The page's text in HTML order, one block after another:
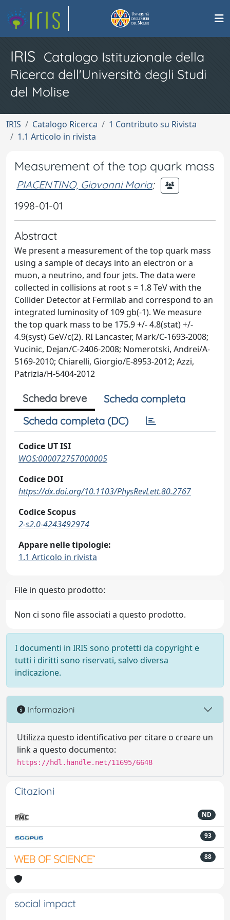
IRIS Catalogo Istituzionale della
Ricerca dell'Università degli Studi
del Molise
IRIS Catalogo Ricerca
1 Contributo su Rivista
1.1 Articolo in rivista
Measurement of the top quark mass
PIACENTINO, Giovanni Maria;
1998-01-01
Abstract
We present a measurement of the top quark mass
using a sample ofdecays into an electron or a
muon, a neutrino, and four jets. The data were
collected in collisions at root s = 1.8 TeV with the
Collider Detector at Fermilab and correspond to an
integrated luminosity of 109 gb(-1). We measure
the top quark mass to be 175.9 +/- 4.8(stat) +/-
4.9(syst) GeV/c(2). RI Lancaster, Mark/C-1693-2008;
Vucinic, Dejan/C-2406-2008; Nomerotski, Andrei/A-
5169-2010; Chiarelli, Giorgio/E-8953-2012; Azzi,
Patrizia/H-5404-2012
Scheda breve
Scheda completa
Scheda completa (DC)
Codice UT ISI
WOS:000072757000005
Codice DOI
https://dx.doi.org/10.1103/PhysRevLett.80.2767
Codice Scopus
2-s2.0-4243492974
Appare nelle tipologie:
1.1 Articolo in rivista
File in questo prodotto:
Non ci sono file associati a questo prodotto.
I documenti in IRIS sono protetti da copyright e
tutti i diritti sono riservati, salvo diversa
indicazione.
Informazioni
Utilizza questo identificativo per citare o creare un
link a questo documento:
https://hdl.handle.net/11695/6648
Citazioni
ND
93
88
social impact